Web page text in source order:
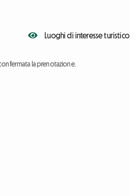
Luoghi di interesse turistico
la prenotazione.